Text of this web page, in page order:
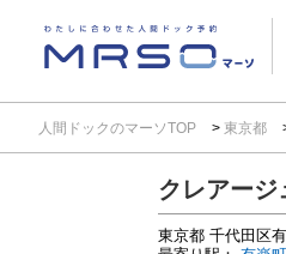
人間ドックのマーソTOP 東京都
クレアー
東京都 千代田区